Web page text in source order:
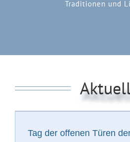
Traditionen und
Tag der offenen Türen